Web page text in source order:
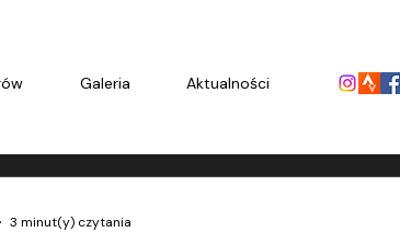
Galeria Aktualności
3 minut(y) czytania